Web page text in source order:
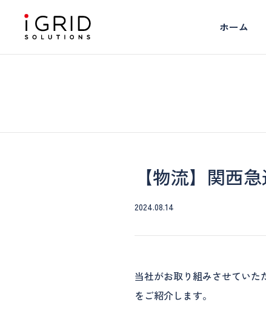
ホーム
【物流】関西
2024.08.14
当社がお取り組みさせていた
をご紹介します。